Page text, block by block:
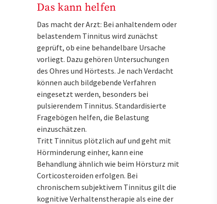
Das kann helfen
Das macht der Arzt: Bei anhaltendem oder
belastendem Tinnitus wird zunächst
geprüft, ob eine behandelbare Ursache
vorliegt. Dazu gehören Untersuchungen
des Ohres und Hörtests. Je nach Verdacht
können auch bildgebende Verfahren
eingesetzt werden, besonders bei
pulsierendem Tinnitus. Standardisierte
Fragebögen helfen, die Belastung
einzuschätzen.
Tritt Tinnitus plötzlich auf und geht mit
Hörminderung einher, kann eine
Behandlung ähnlich wie beim Hörsturz mit
Corticosteroiden erfolgen. Bei
chronischem subjektivem Tinnitus gilt die
kognitive Verhaltenstherapie als eine der